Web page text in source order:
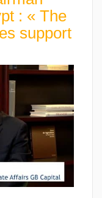
: « The
support